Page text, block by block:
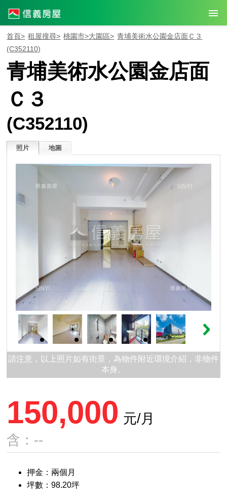
首頁> 租屋搜尋> 桃園市>大園區> 青埔美術水公園金店面Ｃ３
(C352110)
青埔美術水公園金店面
Ｃ３
(C352110)
照片 地圖
請注意，以上照片如有街景，為物件附近環境介紹，非物件
本身。
150,000 元/月
含：--
押金：兩個月
坪數：98.20坪